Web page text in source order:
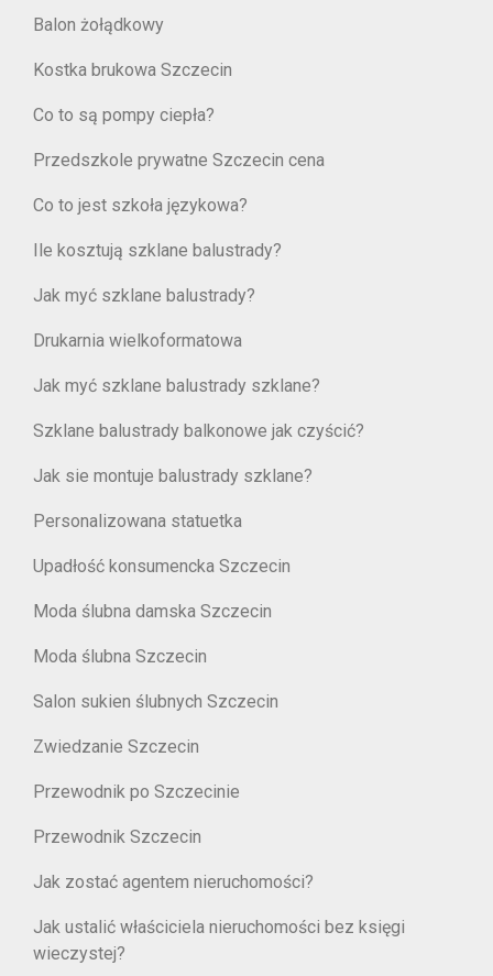
Balon żołądkowy
Kostka brukowa Szczecin
Co to są pompy ciepła?
Przedszkole prywatne Szczecin cena
Co to jest szkoła językowa?
Ile kosztują szklane balustrady?
Jak myć szklane balustrady?
Drukarnia wielkoformatowa
Jak myć szklane balustrady szklane?
Szklane balustrady balkonowe jak czyścić?
Jak sie montuje balustrady szklane?
Personalizowana statuetka
Upadłość konsumencka Szczecin
Moda ślubna damska Szczecin
Moda ślubna Szczecin
Salon sukien ślubnych Szczecin
Zwiedzanie Szczecin
Przewodnik po Szczecinie
Przewodnik Szczecin
Jak zostać agentem nieruchomości?
Jak ustalić właściciela nieruchomości bez księgi
wieczystej?